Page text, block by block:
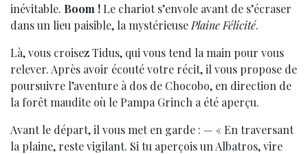
inévitable. Boom ! Le chariot s’envole avant de s’écraser
dans un lieu paisible, la mystérieuse Plaine Félicité.
Là, vous croisez Tidus, qui vous tend la main pour vous
relever. Après avoir écouté votre récit, il vous propose de
poursuivre l’aventure à dos de Chocobo, en direction de
la forêt maudite où le Pampa Grinch a été aperçu.
Avant le départ, il vous met en garde : — « En traversant
la plaine, reste vigilant. Si tu aperçois un Albatros, vire